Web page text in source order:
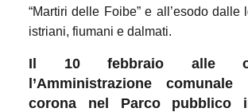
“Martiri delle Foibe” e a ll’esodo
istriani, fiumani e dalmati.
Il 10 febbraio alle
l’Amministrazione
corona nel Parco pubblico